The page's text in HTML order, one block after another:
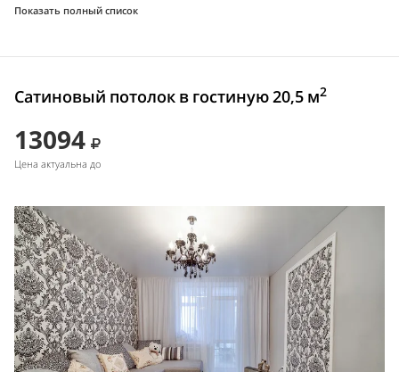
Показать полный список
Сатиновый потолок в гостиную 20,5 м2
13094
Цена актуальна до